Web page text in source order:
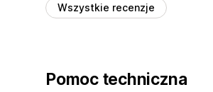
Wszystkie recenzje
Pomoc techniczna